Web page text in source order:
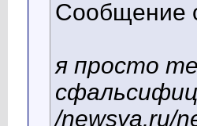
Сообщение
я просто
/newsya.ru/